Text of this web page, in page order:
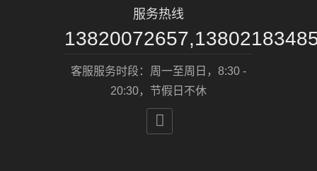
服务热线
客服服务时段：周一至周日，8:30 -
20:30，节假日不休
